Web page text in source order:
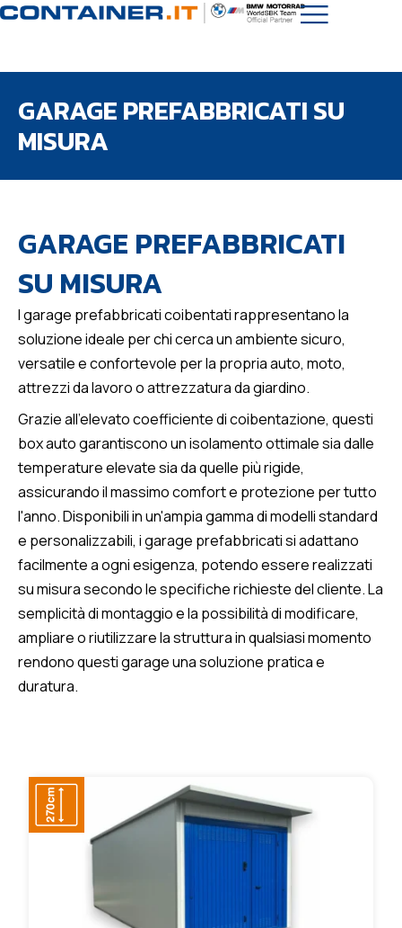
GARAGE PREFABBRICATI SU
MISURA
GARAGE PREFABBRICATI
SU MISURA
I garage prefabbricati coibentati rappresentano la
soluzione ideale per chi cerca un ambiente sicuro,
versatile e confortevole per la propria auto, moto,
attrezzi da lavoro o attrezzatura da giardino.
Grazie all'elevato coefficiente di coibentazione, questi
box auto garantiscono un isolamento ottimale sia dalle
temperature elevate sia da quelle più rigide,
assicurando il massimo comfort e protezione per tutto
l'anno. Disponibili in un'ampia gamma di modelli standard
e personalizzabili, i garage prefabbricati si adattano
facilmente a ogni esigenza, potendo essere realizzati
su misura secondo le specifiche richieste del cliente. La
semplicità di montaggio e la possibilità di modificare,
ampliare o riutilizzare la struttura in qualsiasi momento
rendono questi garage una soluzione pratica e
duratura.